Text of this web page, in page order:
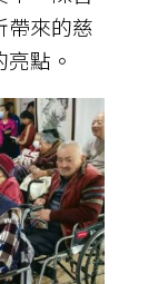
帶來的慈
點。